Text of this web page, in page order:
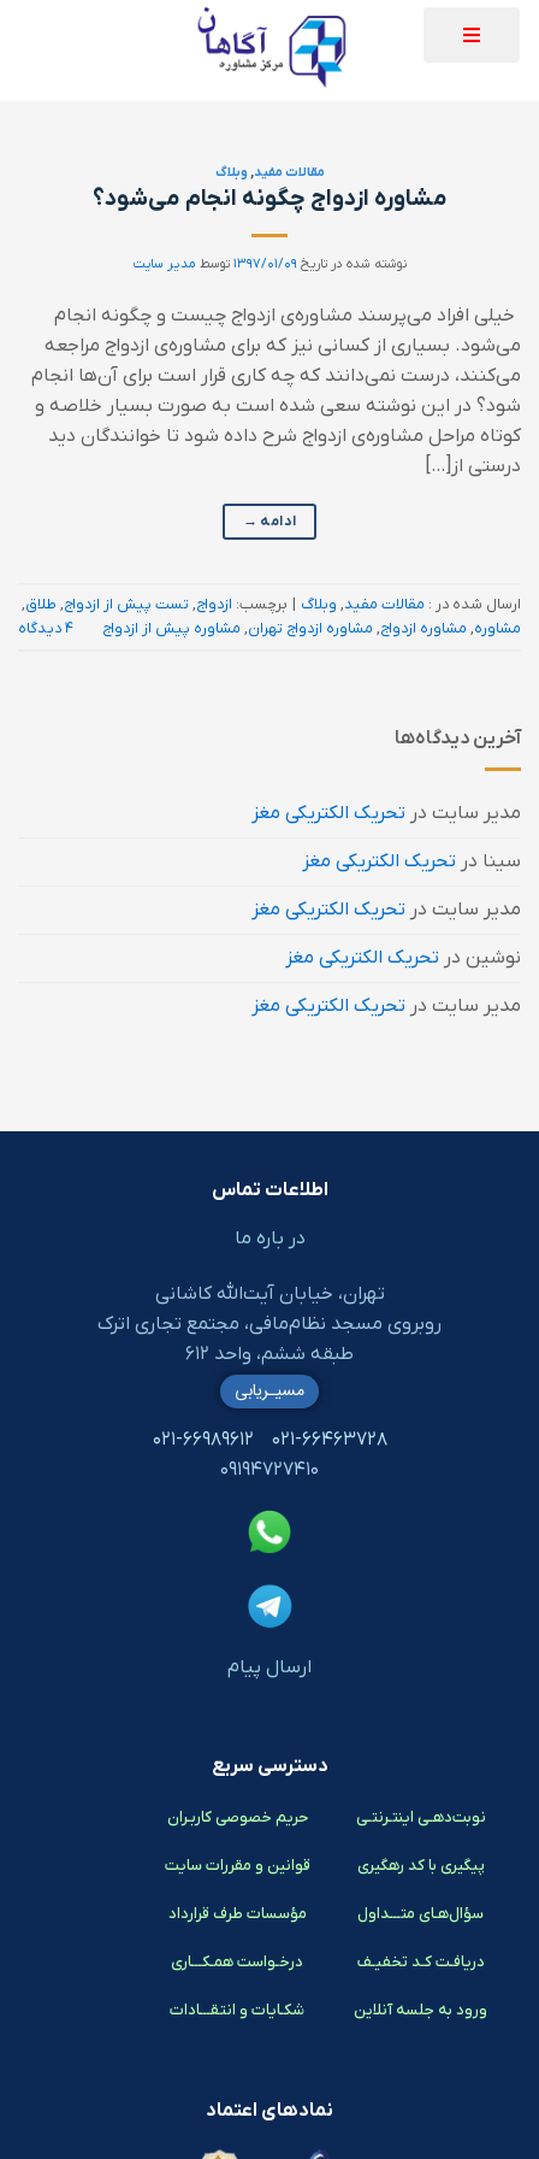
مقالات مفید, وبلاگ
مشاوره ازدواج چگونه انجام می‌شود؟
نوشته شده در تاریخ ۱۳۹۷/۰۱/۰۹ توسط مدیر سایت
خیلی افراد می‌پرسند مشاوره‌ی ازدواج چیست و چگونه انجام
می‌شود. بسیاری از کسانی نیز که برای مشاوره‌ی ازدواج مراجعه
می‌کنند، درست نمی‌دانند که چه کاری قرار است برای آن‌ها انجام
شود؟ در این نوشته سعی شده است به صورت بسیار خلاصه و
کوتاه مراحل مشاوره‌ی ازدواج شرح داده شود تا خوانندگان دید
درستی از[…]
ادامه →
ارسال شده در : مقالات مفید, وبلاگ | برچسب: ازدواج, تست پیش از ازدواج, طلاق,
مشاوره, مشاوره ازدواج, مشاوره ازدواج تهران, مشاوره پیش از ازدواج 4 دیدگاه
آخرین دیدگاه‌ها
مدیر سایت در تحریک الکتریکی مغز
سینا در تحریک الکتریکی مغز
مدیر سایت در تحریک الکتریکی مغز
نوشین در تحریک الکتریکی مغز
مدیر سایت در تحریک الکتریکی مغز
اطلاعات تماس
در باره ما
تهران، خیابان آیت‌الله کاشانی
روبروی مسجد نظام‌مافی، مجتمع تجاری اترک
طبقه ششم، واحد ۶۱۲
۰۲۱-۶۶۴۶۳۷۲۸
۰۲۱-۶۶۹۸۹۶۱۲
۰۹۱۹۴۷۲۷۴۱۰
ارسال پیام
مسیـریابی
دسترسی سریع
نوبت‌دهـی اینتـرنتـی
پیگیری با کد رهگیری
سؤال‌هـای متـــداول
دریافـت کـد تخفیـف
ورود به جلسه آنلاین
حریم خصوصی کاربـران
قوانین و مقررات سایت
مؤسسات طرف قرارداد
درخـواست همـکـــاری
شکـایات و انتقـــادات
نمادهای اعتماد